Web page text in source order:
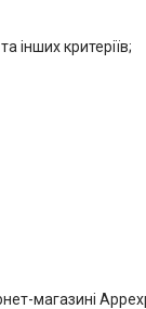
інших критеріїв;
магазині